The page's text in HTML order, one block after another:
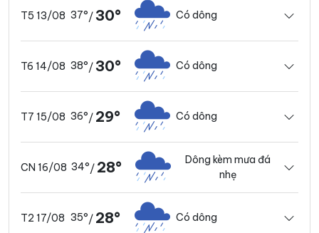
T5 13/08 37°/30° Có dông
T6 14/08 38°/30° Có dông
T7 15/08 36°/ 29° Có dông
CN 16/08 34°/ 28°
Dông kèm mưa đá
nhẹ
T2 17/08 35°/ 28° Có dông